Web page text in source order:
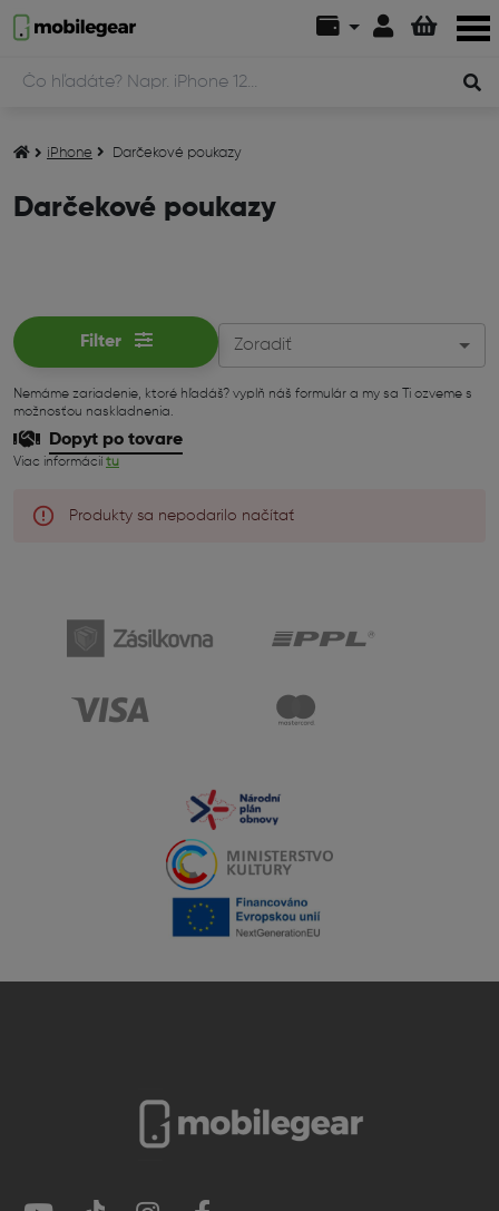
iPhone Darčekové poukazy
Darčekové poukazy
Filter Zoradiť
Nemáme zariadenie, ktoré hľadáš? vyplň náš formulár a my sa Ti ozveme s
možnosťou naskladnenia.
Dopyt po tovare
Viac informácií tu
Produkty sa nepodarilo načítať